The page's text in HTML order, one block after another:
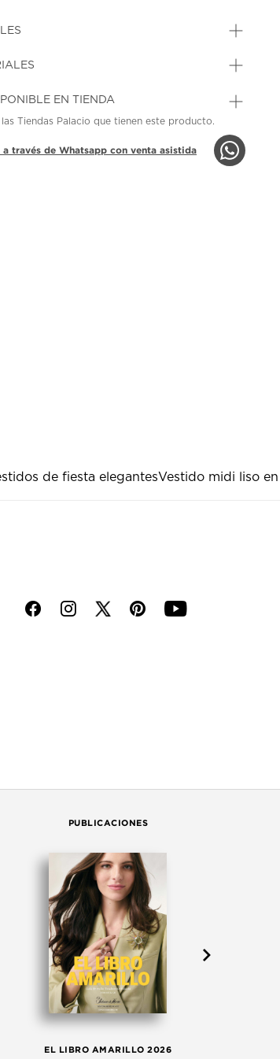
EN TIENDA
Tiendas Palacio que tienen este producto.
a través de Whatsapp con venta asistida
de fiesta elegantesVestido midi liso en
f i p y
PUBLICACIONES
EL LIBRO AMARILLO 2026